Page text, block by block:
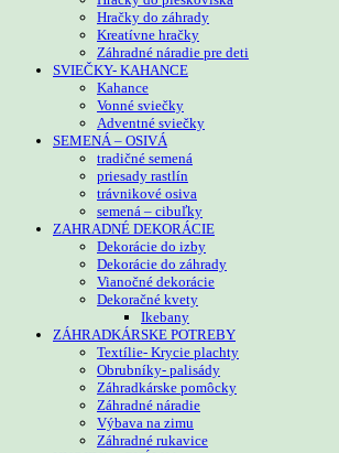
Hračky do záhrady
Kreatívne hračky
Záhradné náradie pre deti
SVIEČKY- KAHANCE
Kahance
Vonné sviečky
Adventné sviečky
SEMENÁ – OSIVÁ
tradičné semená
priesady rastlín
trávnikové osiva
semená – cibuľky
ZAHRADNÉ DEKORÁCIE
Dekorácie do izby
Dekorácie do záhrady
Vianočné dekorácie
Dekoračné kvety
Ikebany
ZÁHRADKÁRSKE POTREBY
Textílie- Krycie plachty
Obrubníky- palisády
Záhradkárske pomôcky
Záhradné náradie
Výbava na zimu
Záhradné rukavice